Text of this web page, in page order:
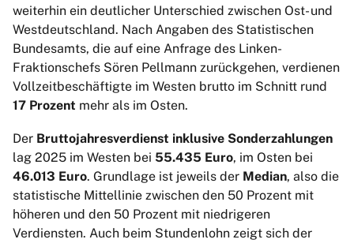
weiterhin ein deutlicher Unterschied zwischen Ost- und
Westdeutschland. Nach Angaben des Statistischen
Bundesamts, die auf eine Anfrage des Linken-
Fraktionschefs Sören Pellmann zurückgehen, verdienen
Vollzeitbeschäftigte im Westen brutto im Schnitt rund
17 Prozent mehr als im Osten.
Der Bruttojahresverdienst inklusive Sonderzahlungen
lag 2025 im Westen bei 55.435 Euro, im Osten bei
46.013 Euro. Grundlage ist jeweils der Median, also die
statistische Mittellinie zwischen den 50 Prozent mit
höheren und den 50 Prozent mit niedrigeren
Verdiensten. Auch beim Stundenlohn zeigt sich der